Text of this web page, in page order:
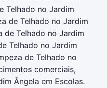
Telhado no Jardim
de Telhado no Jardim
de Telhado no Jardim
Telhado no Jardim
de Telhado no
comerciais,
Ângela em Escolas.